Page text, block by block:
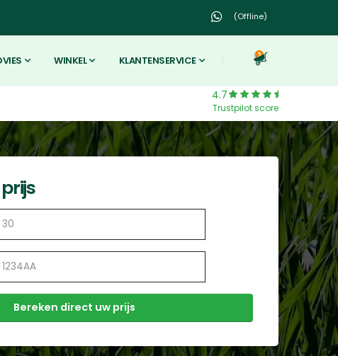
(Offline)
WINKEL KLANTENSERVICE 3
4.7
Trustpilot score